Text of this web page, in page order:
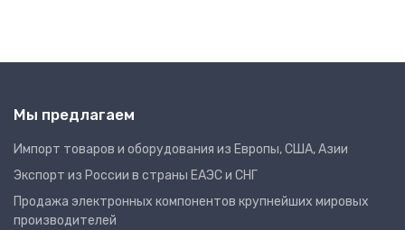
Мы предлагаем
Импорт товаров и оборудования из Европы, США, Азии
Экспорт из России в страны ЕАЭС и СНГ
Продажа электронных компонентов крупнейших мировых
производителей